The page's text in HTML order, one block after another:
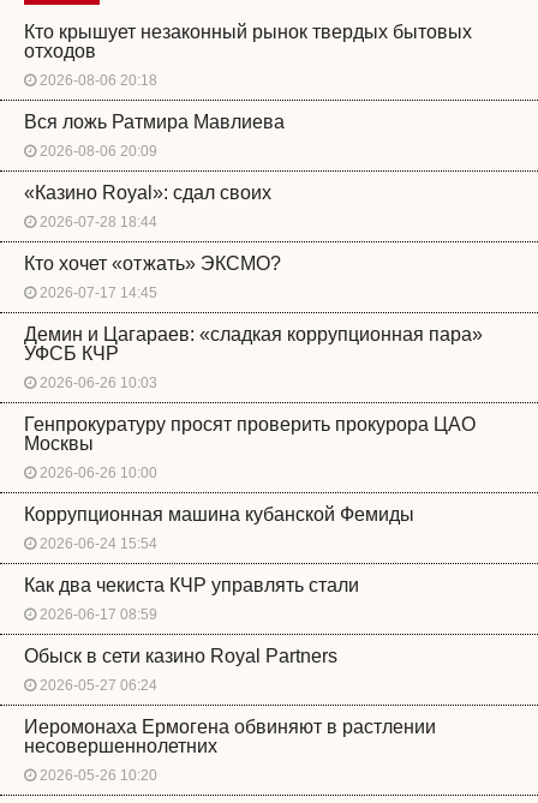
Кто крышует незаконный рынок твердых бытовых
отходов
2026-08-06 20:18
Вся ложь Ратмира Мавлиева
2026-08-06 20:09
«Казино Royal»: сдал своих
2026-07-28 18:44
Кто хочет «отжать» ЭКСМО?
2026-07-17 14:45
Демин и Цагараев: «сладкая коррупционная пара»
УФСБ КЧР
2026-06-26 10:03
Генпрокуратуру просят проверить прокурора ЦАО
Москвы
2026-06-26 10:00
Коррупционная машина кубанской Фемиды
2026-06-24 15:54
Как два чекиста КЧР управлять стали
2026-06-17 08:59
Обыск в сети казино Royal Partners
2026-05-27 06:24
Иеромонаха Ермогена обвиняют в растлении
несовершеннолетних
2026-05-26 10:20